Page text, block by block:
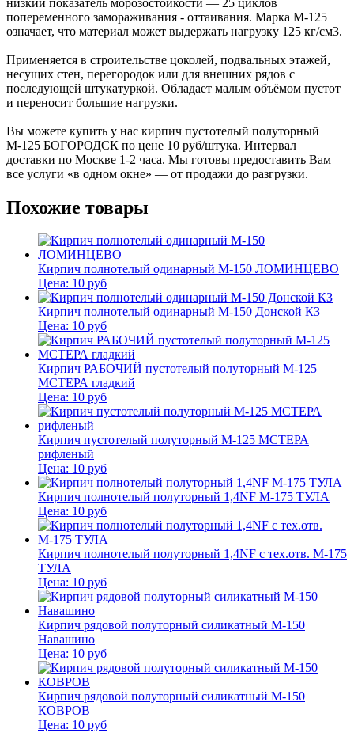
попеременного замораживания - оттаивания. Марка М-125
означает, что материал может выдержать нагрузку 125 кг/см3.
Применяется в строительстве цоколей, подвальных этажей,
несущих стен, перегородок или для внешних рядов с
последующей штукатуркой. Обладает малым объёмом пустот
и переносит большие нагрузки.
Вы можете купить у нас кирпич пустотелый полуторный
М-125 БОГОРОДСК по цене 10 руб/штука. Интервал
доставки по Москве 1-2 часа. Мы готовы предоставить Вам
все услуги «в одном окне» — от продажи до разгрузки.
Похожие товары
Кирпич полнотелый одинарный М-150 ЛОМИНЦЕВО
Цена: 10 руб
Кирпич полнотелый одинарный М-150 Донской КЗ
Цена: 10 руб
Кирпич РАБОЧИЙ пустотелый полуторный М-125
МСТЕРА гладкий
Цена: 10 руб
Кирпич пустотелый полуторный М-125 МСТЕРА
рифленый
Цена: 10 руб
Кирпич полнотелый полуторный 1,4NF М-175 ТУЛА
Цена: 10 руб
Кирпич полнотелый полуторный 1,4NF с тех.отв. М-175
ТУЛА
Цена: 10 руб
Кирпич рядовой полуторный силикатный М-150
Навашино
Цена: 10 руб
Кирпич рядовой полуторный силикатный М-150
КОВРОВ
Цена: 10 руб